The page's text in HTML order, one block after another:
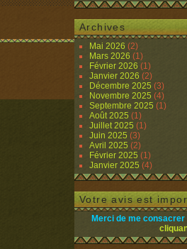
Archives
Mai 2026 (2)
Mars 2026 (1)
Février 2026 (1)
Janvier 2026 (2)
Décembre 2025 (3)
Novembre 2025 (4)
Septembre 2025 (1)
Août 2025 (1)
Juillet 2025 (1)
Juin 2025 (3)
Avril 2025 (2)
Février 2025 (1)
Janvier 2025 (4)
Votre avis est
Merci de me